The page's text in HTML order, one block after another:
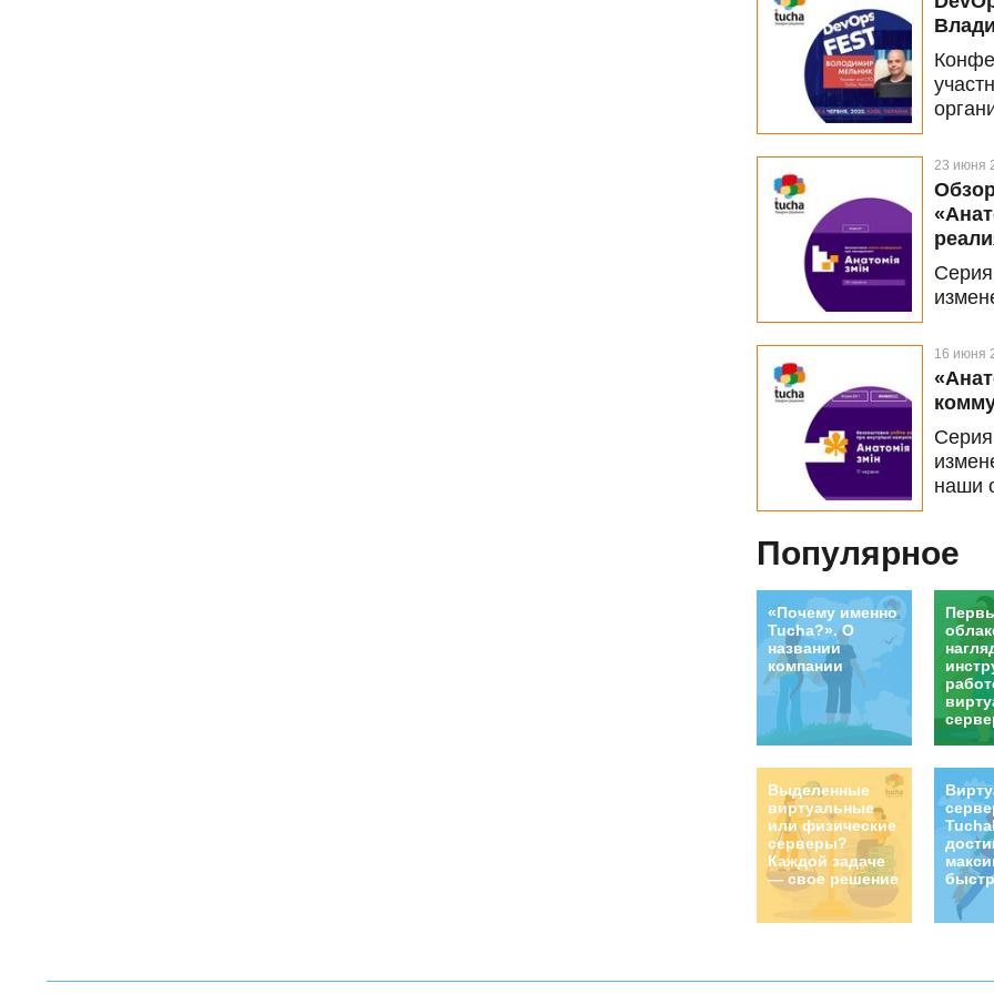
в
раз
а её
23 июня
том,
16 июня
наши
Популярное
«Почему именно
Tucha?». О
названии
компании
Выделенные
виртуальные
или физические
серверы?
Каждой задаче
— свое решение